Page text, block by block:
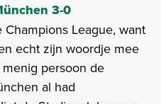
3-0
League, want
echt zijn woordje mee
persoon de
al had